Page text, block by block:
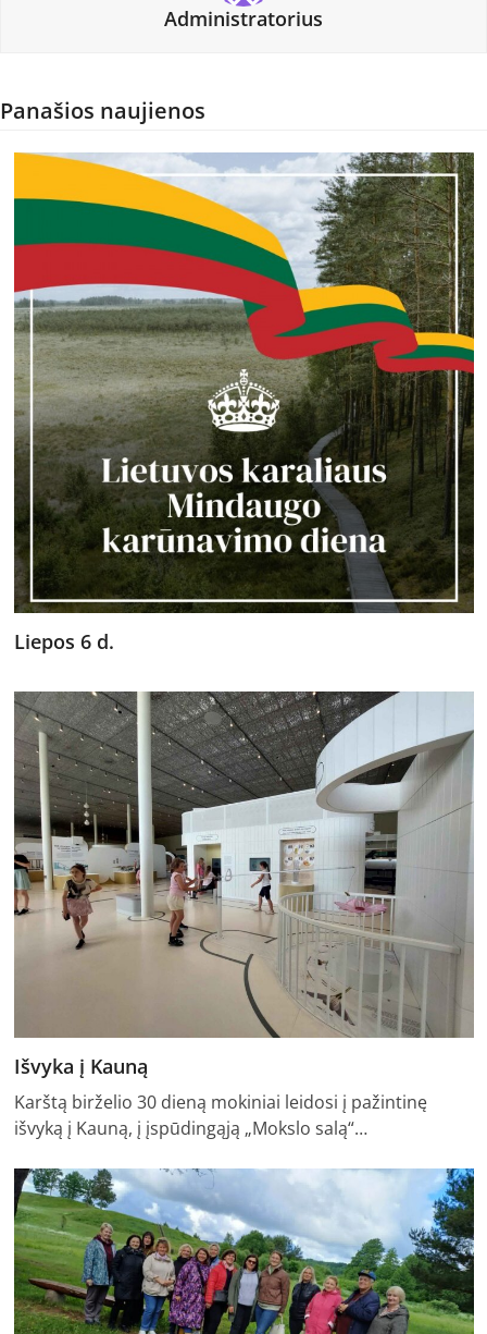
Administratorius
Panašios naujienos
Liepos 6 d.
Išvyka į Kauną
Karštą birželio 30 dieną mokiniai leidosi į pažintinę
išvyką į Kauną, į įspūdingąją „Mokslo salą“…